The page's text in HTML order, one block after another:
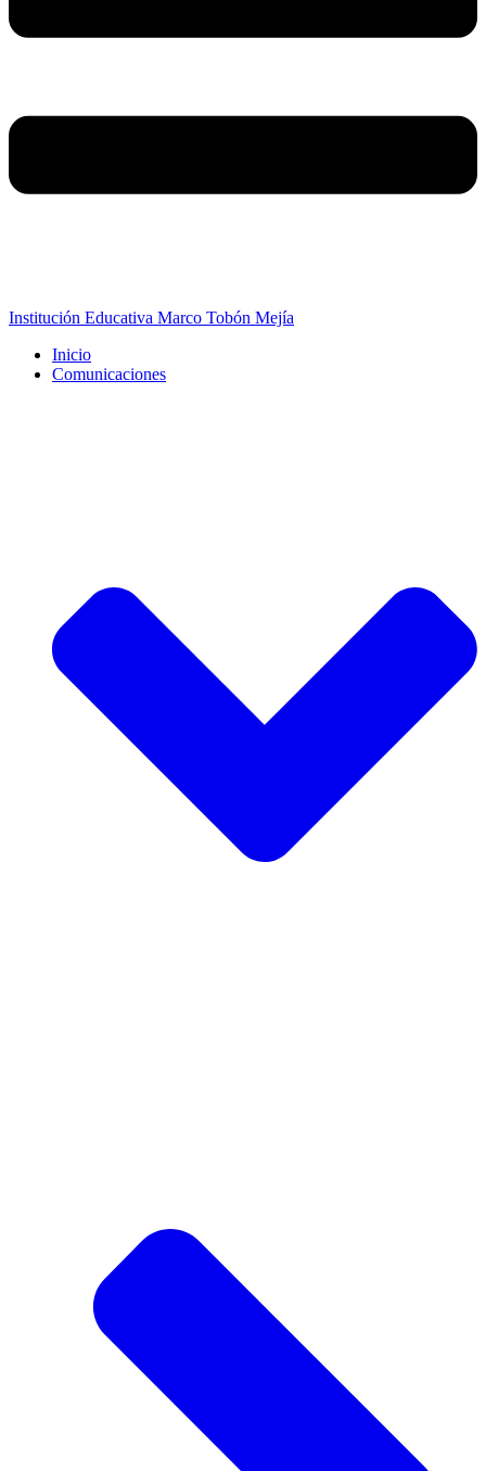
Institución Educativa Marco Tobón Mejía
Inicio
Comunicaciones